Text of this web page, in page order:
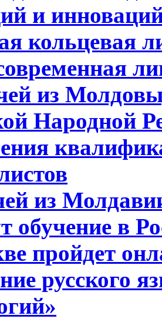
и
кольцевая
из
Народной
из
обучение в
пройдет
русского